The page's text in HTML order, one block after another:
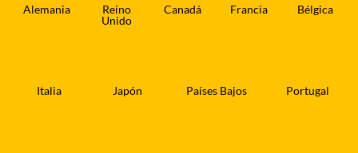
Alemania
Reino
Unido
Canadá Francia Bélgica
Italia Japón Países Bajos Portugal